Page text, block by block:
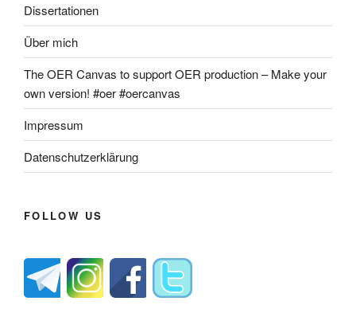
Dissertationen
Über mich
The OER Canvas to support OER production – Make your
own version! #oer #oercanvas
Impressum
Datenschutzerklärung
FOLLOW US